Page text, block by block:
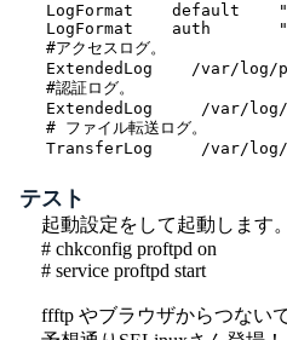
LogFormat    default
LogFormat    auth
#アクセスログ。
ExtendedLog    /var/
#認証ログ。
ExtendedLog     /var/
# ファイル転送ログ。
TransferLog     /var/
テスト
起動設定をして起動します。
# chkconfig proftpd on
# service proftpd start
ffftp やブラウザからつない